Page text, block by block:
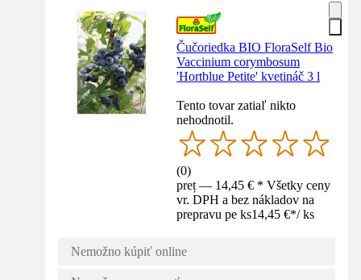
Čučoriedka BIO FloraSelf Bio
Vaccinium corymbosum
'Hortblue Petite' kvetináč 3 l
Tento tovar zatiaľ nikto
nehodnotil.
(0)
preț — 14,45 € * Všetky ceny
vr. DPH a bez nákladov na
prepravu pe ks14,45 €*/ ks
Nemožno kúpiť online